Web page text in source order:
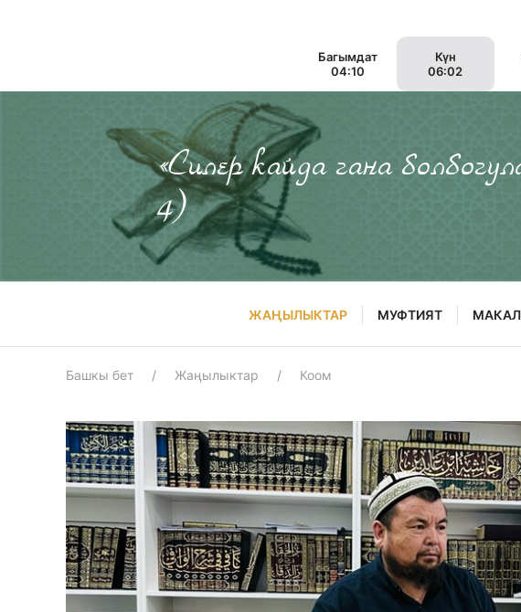
Багымдат
04:10
Күн
06:02
«Силер кайда гана
4)
ЖАҢЫЛЫКТАР МУФТИЯТ
Башкы бет Жаңылыктар Коом